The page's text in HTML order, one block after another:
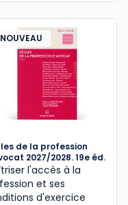
NOUVEAU
de la profession
2027/2028. 19e éd.
l'accès à la
et ses
d'exercice